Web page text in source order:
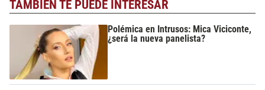
TAMBIÉN TE PUEDE INTERESAR
Polémica en Intrusos: Mica Viciconte,
¿será la nueva panelista?